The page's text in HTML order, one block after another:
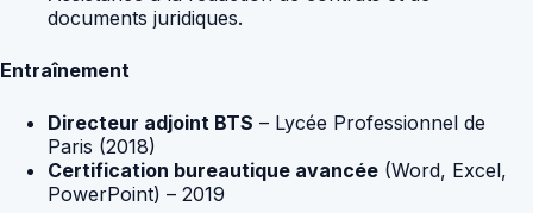
documents juridiques.
Entraînement
Directeur adjoint BTS – Lycée Professionnel de
Paris (2018)
Certification bureautique avancée (Word, Excel,
PowerPoint) – 2019